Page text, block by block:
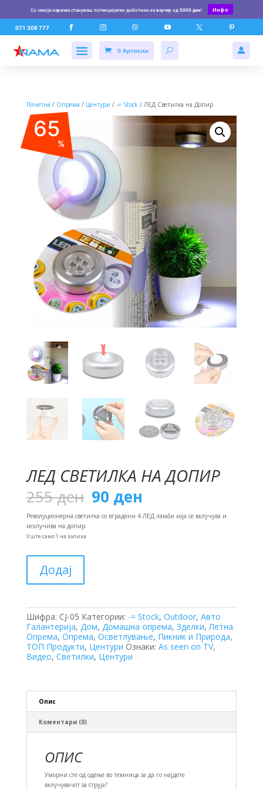
Со секоја нарачка стануваш потенцијален доботник на ваучер од 5000 ден! Инфо
071 308 777      
0 Артикли 
Почетна / Опрема / Центури / -= Stock/ ЛЕД Светилка на Допир
65
%
ЛЕД СВЕТИЛКА НА ДОПИР
255ден Original
price
was:
255 ден.
90 ден
is:90 ден.
Револуционерна светилка со вградени 4 ЛЕД ламби која се вклучува и
исклучива на допир.
Уште само 1 на залиха
СветилкаДодај
Шифра: CJ-05 Категории: -= Stock, Outdoor, Авто
Галантерија, Дом, Домашна опрема, Зделки,Летна
Опрема, Опрема, Осветлување, Пикник и Природа,
ТОП Продукти, Центури Ознаки: As seen on TV,
Видео, Светилки, Центури
Опис
Коментари (0)
ОПИС
Уморни сте од одење во темница за да го најдете
вклучувачот за струја?